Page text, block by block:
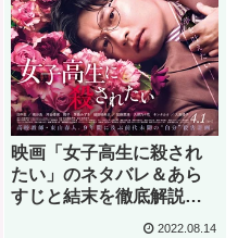
映画「女子高生に殺され
たい」のネタバレ＆あら
すじと結末を徹底解説｜
2022.08.14